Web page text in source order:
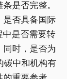
是否完整。
是否具备国际
中是否需要转
同时，是否为
碳中和机构有